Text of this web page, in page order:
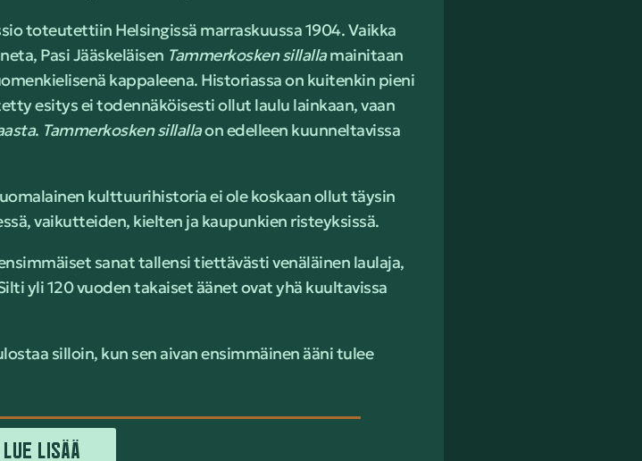
toteutettiin Helsingissä marraskuussa 1904. Vaikka
Pasi Jääskeläisen Tammerkosken sillallamainitaan
kappaleena. Historiassa on kuitenkin pieni
esitys ei todennäköisesti ollut laulu lainkaan, vaan
. Tammerkosken sillallaon edelleen kuunneltavissa
kulttuurihistoria ei ole koskaan ollut täysin
vaikutteiden, kielten ja kaupunkien risteyksissä.
sanat tallensi tiettävästi venäläinen laulaja,
yli 120 vuoden takaiset äänet ovat yhä kuultavissa
silloin, kun sen aivan ensimmäinen ääni tulee
LUE LISÄÄ